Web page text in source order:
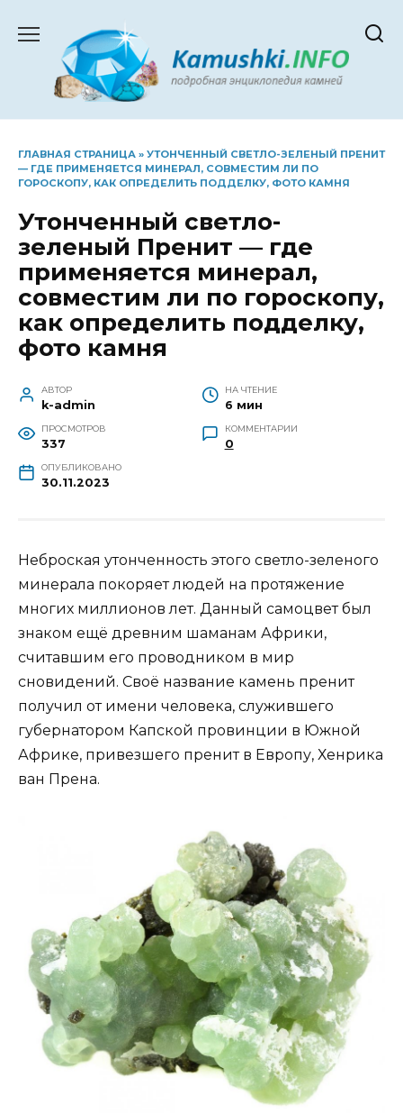
содержанию
ГЛАВНАЯ СТРАНИЦА » УТОНЧЕННЫЙ СВЕТЛО-ЗЕЛЕНЫЙ ПРЕНИТ
— ГДЕ ПРИМЕНЯЕТСЯ МИНЕРАЛ, СОВМЕСТИМ ЛИ ПО
ГОРОСКОПУ, КАК ОПРЕДЕЛИТЬ ПОДДЕЛКУ, ФОТО КАМНЯ
Утонченный светло-
зеленый Пренит — где
применяется минерал,
совместим ли по гороскопу,
как определить подделку,
фото камня
АВТОР
k-admin
НА ЧТЕНИЕ
6 мин
ПРОСМОТРОВ
337
КОММЕНТАРИИ
0
ОПУБЛИКОВАНО
30.11.2023
Неброская утонченность этого светло-зеленого
минерала покоряет людей на протяжение
многих миллионов лет. Данный самоцвет был
знаком ещё древним шаманам Африки,
считавшим его проводником в мир
сновидений. Своё название камень пренит
получил от имени человека, служившего
губернатором Капской провинции в Южной
Африке, привезшего пренит в Европу, Хенрика
ван Прена.